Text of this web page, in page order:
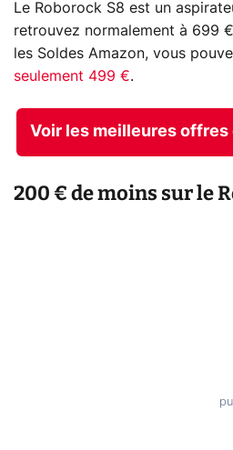
Le Roborock S8 est un
retrouvez normalement à 699
les Soldes Amazon, vous
seulement 499 €.
Voir les meilleures
200 € de moins sur le